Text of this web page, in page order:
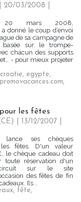
20/03/2008
mars 2008,
donné le coup d’envoi
de sa campagne de
basée sur le trompe-
chacun des supports
- pour mieux projeter
croatie, egypte,
promovacances.com,
les fêtes
| 13/12/2007
lance ses chèques
fêtes. D'un valeur
le chèque cadeau doit
toute réservation d'un
sur le site
des fêtes de fin
Ils...
, fête,